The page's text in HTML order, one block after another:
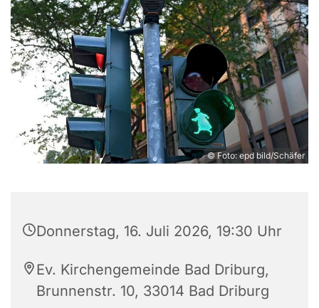
© Foto: epd bild/Schäfer
Donnerstag, 16. Juli 2026, 19:30 Uhr
Ev. Kirchengemeinde Bad Driburg,
Brunnenstr. 10, 33014 Bad Driburg